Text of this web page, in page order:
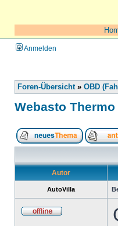
Anmelden
Foren-Übersicht» OBD
Webasto
Autor
AutoVilla